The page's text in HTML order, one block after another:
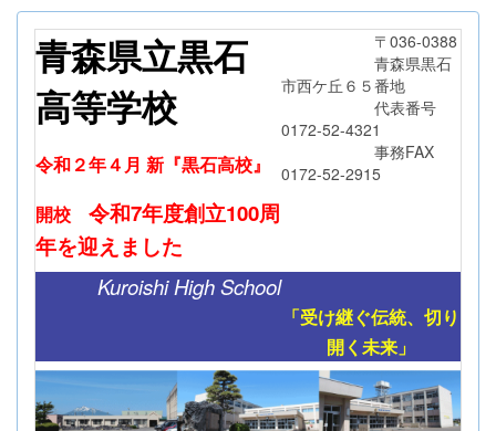
青森県立黒石
高等学校
令和２年４月 新『黒石高校』
開校
令和7年度創立100周
年を迎えました
〒036-0388
青森県黒石
市西ケ丘６５番地
代表番号
0172-52-4321
事務FAX
0172-52-2915
Kuroishi High School
「受け継ぐ伝統、切り
開く未来」